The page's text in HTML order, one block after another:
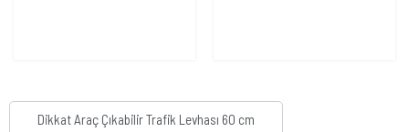
Dikkat Araç Çıkabilir Trafik Levhası 60 cm